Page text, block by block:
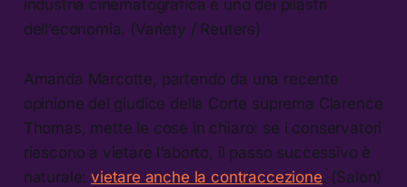
industria cinematografica è uno dei pilastri
dell’economia. (Variety / Reuters)
Amanda Marcotte, partendo da una recente
opinione del giudice della Corte suprema Clarence
Thomas, mette le cose in chiaro: se i conservatori
riescono a vietare l’aborto, il passo successivo è
naturale:vietare anche la contraccezione. (Salon)